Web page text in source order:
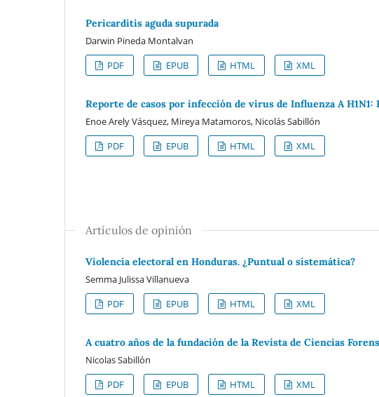
Pericarditis aguda supurada
Darwin Pineda Montalvan
PDF
EPUB HTML XML
Reporte de casos por infección de virus de Influenza A H1N1:
Enoe Arely Vásquez, Mireya Matamoros, Nicolás Sabillón
PDF
EPUB HTML XML
Artículos de opinión
Violencia electoral en Honduras. ¿Puntual o sístemática?
Semma Julissa Villanueva
PDF
EPUB HTML XML
A cuatro años de la fundación de la Revista de Ciencias
Nicolas Sabillón
PDF
EPUB HTML XML